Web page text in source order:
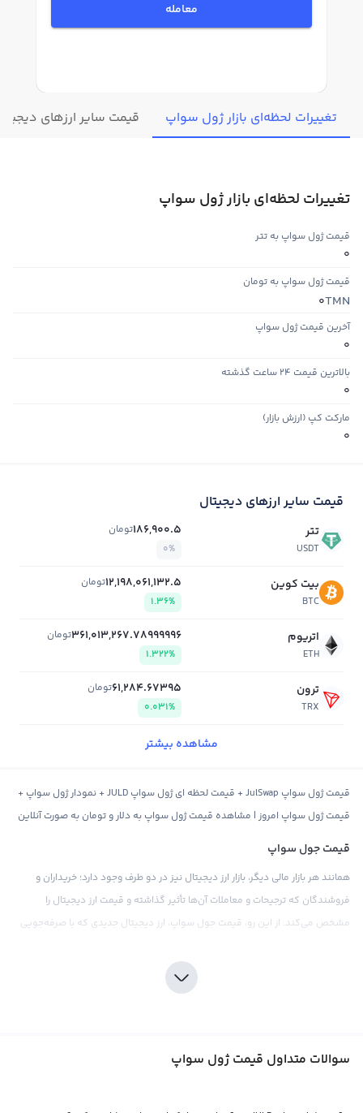
معامله
تغییرات لحظه‌ای بازار ژول سواپ قیمت سایر ارزهای
تغییرات لحظه‌ای بازار ژول سواپ
قیمت ژول سواپ به تتر
0
قیمت ژول سواپ به تومان
TMN
0
آخرین قیمت ژول سواپ
0
بالاترین قیمت ۲۴ ساعت گذشته
0
مارکت کپ (ارزش بازار)
0
قیمت سایر ارزهای دیجیتال
تتر
USDT
186,900.5تومان
0%
بیت کوین
BTC
12,198,061,132.5تومان
1.36%
اتریوم
ETH
361,013,267.78999996تومان
1.322%
ترون
TRX
61,284.67395تومان
0.031%
مشاهده بیشتر
قیمت ژول سواپ JulSwap + قیمت لحظه ای ژول سواپ JULD + نمودار ژول سواپ +
قیمت ژول سواپ امروز | مشاهده قیمت ژول سواپ به دلار و تومان به صورت آنلاین
قیمت جول سواپ
همانند هر بازار مالی دیگر، بازار ارز دیجیتال نیز در دو طرف وجود دارد؛ خریداران و
فروشندگان که ترجیحات و معاملات آن‌ها تأثیر گذاشته و قیمت ارز دیجیتال را
مشخص می‌کند. از این رو، قیمت جول سواپ، ارز دیجیتال جدیدی که با صرفه‌جویی
تقاضای موجود در بازار ارز دیجیتال تعیین می‌شود و تمامی اخبار و رویدادهای
اقتصادی، سیاسی، اجتماعی و فاندامنتال تأثیرات خود را در قیمت جول سواپ نشان
ارزهای دیجیتال مانند بیت کوین و اتریوم نیز نشان داده شود. در بازار بین‌المللی،
سوالات متداول قیمت ژول سواپ